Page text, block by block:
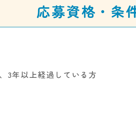
応募資格・条
3年以上経過している方